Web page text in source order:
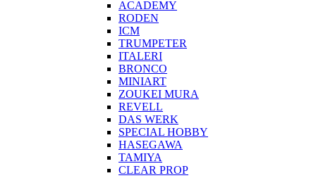
ACADEMY
RODEN
ICM
TRUMPETER
ITALERI
BRONCO
MINIART
ZOUKEI MURA
REVELL
DAS WERK
SPECIAL HOBBY
HASEGAWA
TAMIYA
CLEAR PROP